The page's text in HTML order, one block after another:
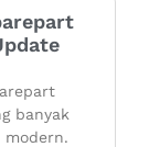
banyak